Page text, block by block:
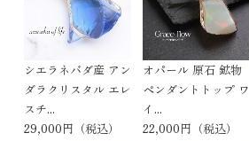
シエラネバダ産 アン
ダラクリスタル エレ
スチ...
29,000円（税込）
オパール 原石 鉱物
ペンダントトップ ワ
イ...
22,000円（税込）